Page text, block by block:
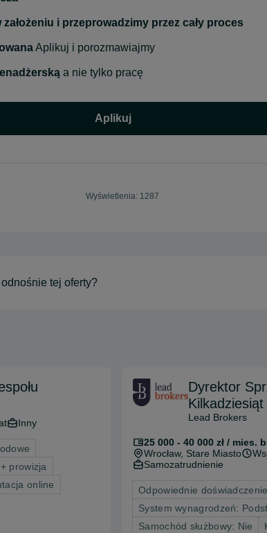
i przeprowadzimy przez cały proces
Aplikuj i porozmawiajmy
a nie tylko pracę
Aplikuj
Wyświetlenia: 1287
tej oferty?
Inny
prowizja
online
Dyrektor
[Kredyty
Lead Brokers
25 000 - 40 000 zł / mies.
Wrocław, Stare Miasto
Samozatrudnienie
Odpowiednie
System wynagrodzeń:
Samochód służbowy: Nie